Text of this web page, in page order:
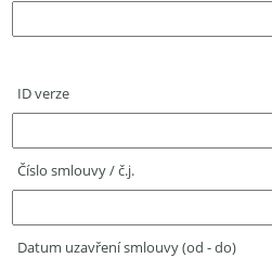
ID verze
Číslo smlouvy / č.j.
Datum uzavření smlouvy (od - do)